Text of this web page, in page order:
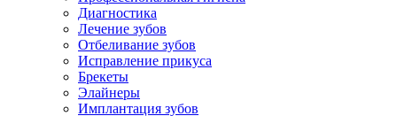
Диагностика
Лечение зубов
Отбеливание зубов
Исправление прикуса
Брекеты
Элайнеры
Имплантация зубов